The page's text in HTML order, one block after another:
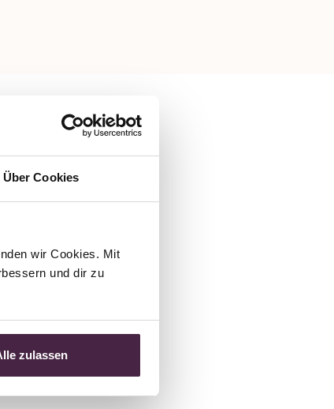
Über Cookies
wir Cookies. Mit
und dir zu
zulassen